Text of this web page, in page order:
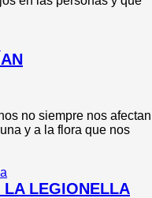
no siempre nos afectan
y a la flora que nos
LA LEGIONELLA